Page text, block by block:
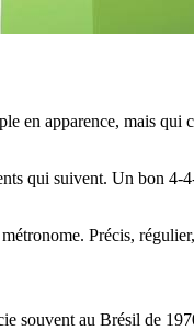
en apparence, mais
qui suivent. Un bon
Précis,
souvent au Brésil de